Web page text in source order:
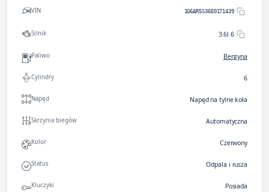
VIN 1G6AR5S36E0171439
Silnik 3.6l 6
Paliwo Benzyna
Cylindry 6
Napęd Napęd na tylne koła
Skrzynia biegów Automatyczna
Kolor Czerwony
Status Odpala i rusza
Kluczyki Posiada